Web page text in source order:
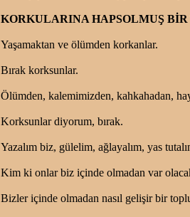
KORKULARINA HAPSOLMUŞ
Yaşamaktan ve ölümden korkanlar.
Bırak korksunlar.
Ölümden, kalemimizden, kahkahadan,
Korksunlar diyorum, bırak.
Yazalım biz, gülelim, ağlayalım, yas
Kim ki onlar biz içinde olmadan var
Bizler içinde olmadan nasıl gelişir bir